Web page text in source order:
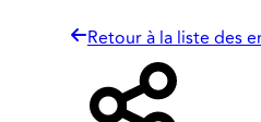
Retour à la liste des